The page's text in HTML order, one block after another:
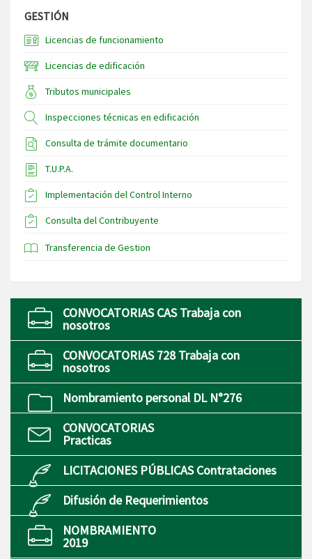
GESTIÓN
Licencias de funcionamiento
Licencias de edificación
Tributos municipales
Inspecciones técnicas en edificación
Consulta de trámite documentario
T.U.P.A.
Implementación del Control Interno
Consulta del Contribuyente
Transferencia de Gestion
CONVOCATORIAS CAS Trabaja con
nosotros
CONVOCATORIAS 728 Trabaja con
nosotros
Nombramiento personal DL N°276
CONVOCATORIAS
Practicas
LICITACIONES PÚBLICAS Contrataciones
Difusión de Requerimientos
NOMBRAMIENTO
2019